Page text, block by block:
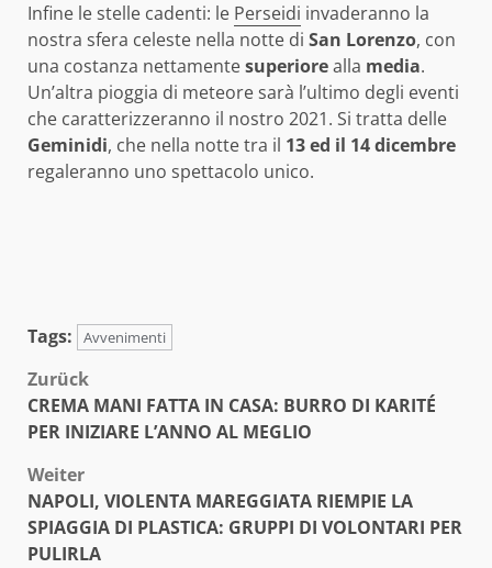
Infine le stelle cadenti: le Perseidi invaderanno la
nostra sfera celeste nella notte di San Lorenzo, con
una costanza nettamentesuperiorealla media.
Un’altra pioggia di meteore sarà l’ultimo degli eventi
che caratterizzeranno il nostro 2021. Si tratta delle
Geminidi, che nella notte tra il 13 ed il 14 dicembre
regaleranno uno spettacolo unico.
Tags: Avvenimenti
Beitragsnavigation
Zurück
CREMA MANI FATTA IN CASA: BURRO DI KARITÉ
PER INIZIARE L’ANNO AL MEGLIO
Weiter
NAPOLI, VIOLENTA MAREGGIATA RIEMPIE LA
SPIAGGIA DI PLASTICA: GRUPPI DI VOLONTARI PER
PULIRLA